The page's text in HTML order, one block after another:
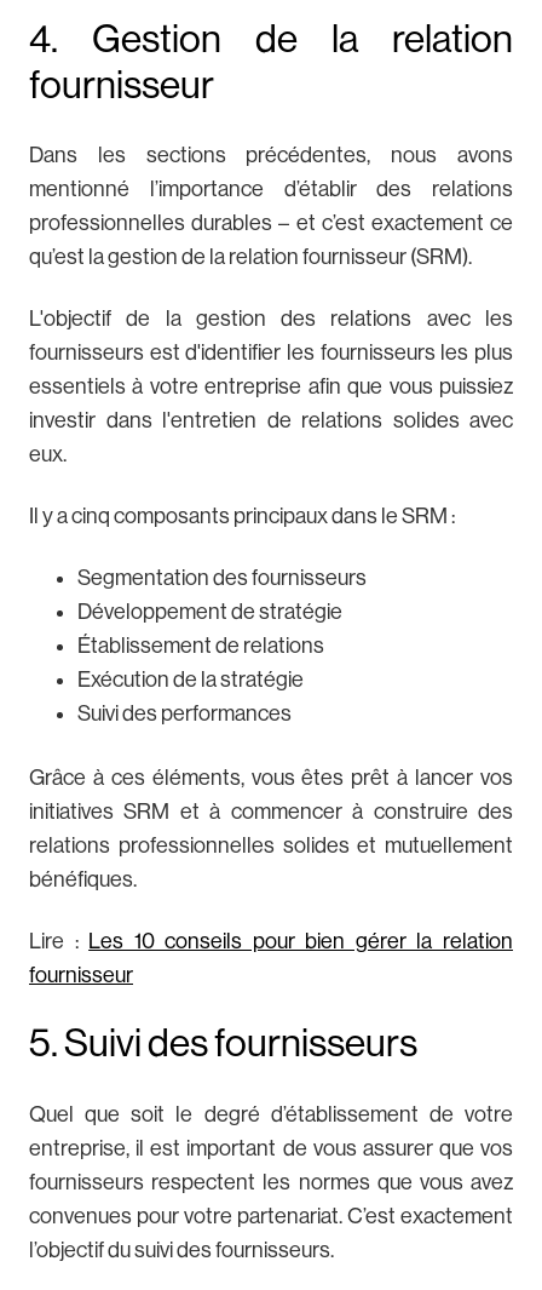
4. Gestion de la relation
fournisseur
Dans les sections précédentes, nous avons
mentionné l’importance d’établir des relations
professionnelles durables – et c’est exactement ce
qu’est la gestion de la relation fournisseur (SRM).
L'objectif de la gestion des relations avec les
fournisseurs est d'identifier les fournisseurs les plus
essentiels à votre entreprise afin que vous puissiez
investir dans l'entretien de relations solides avec
eux.
Il y a cinq composants principaux dans le SRM :
Segmentation des fournisseurs
Développement de stratégie
Établissement de relations
Exécution de la stratégie
Suivi des performances
Grâce à ces éléments, vous êtes prêt à lancer vos
initiatives SRM et à commencer à construire des
relations professionnelles solides et mutuellement
bénéfiques.
Lire : Les 10 conseils pour bien gérer la relation
fournisseur
5. Suivi des fournisseurs
Quel que soit le degré d’établissement de votre
entreprise, il est important de vous assurer que vos
fournisseurs respectent les normes que vous avez
convenues pour votre partenariat. C’est exactement
l’objectif du suivi des fournisseurs.